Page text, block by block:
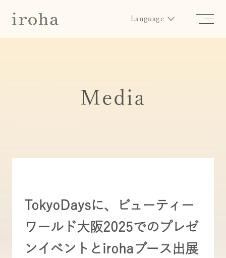
Language
Media
TokyoDaysに、ビューティー
ワールド大阪2025でのプレゼ
ンイベントとirohaブース出展